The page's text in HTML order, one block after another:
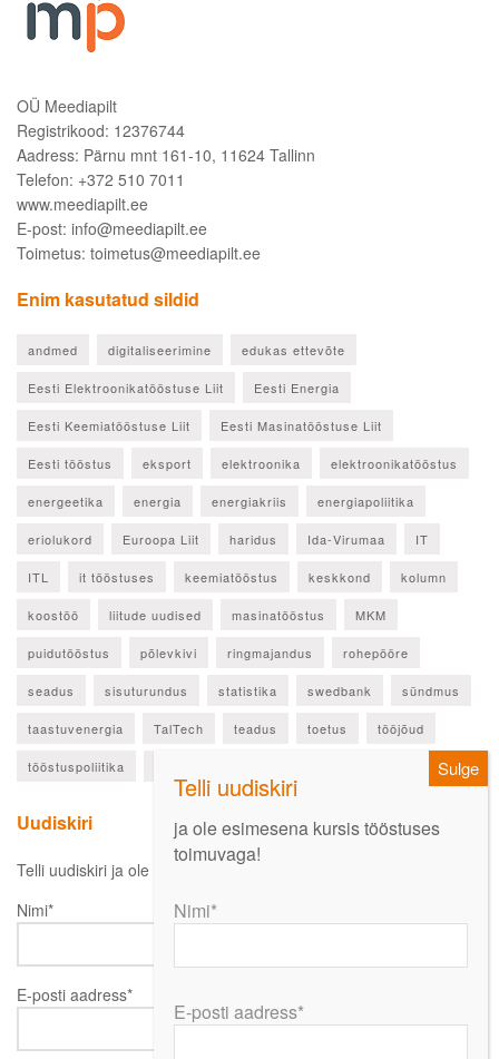
OÜ Meediapilt
Registrikood: 12376744
Aadress: Pärnu mnt 161-10, 11624 Tallinn
Telefon: +372 510 7011
www.meediapilt.ee
E-post: info@meediapilt.ee
Toimetus: toimetus@meediapilt.ee
Enim kasutatud sildid
andmed digitaliseerimine edukas ettevõte
Eesti Elektroonikatööstuse Liit Eesti Energia
Eesti Keemiatööstuse Liit Eesti Masinatööstuse Liit
Eesti tööstus eksport elektroonika elektroonikatööstus
energeetika energia energiakriis energiapoliitika
eriolukord Euroopa Liit haridus Ida-Virumaa IT
ITL it tööstuses keemiatööstus keskkond kolumn
koostöö liitude uudised masinatööstus MKM
puidutööstus põlevkivi ringmajandus rohepööre
seadus sisuturundus statistika swedbank sündmus
taastuvenergia TalTech teadus toetus tööjõud
tööstuspoliitika
Uudiskiri
Telli uudiskiri ja ole esimesena kursis oluliste uudistega!
Nimi*
E-posti aadress*
ja ole esimesena kursis tööstuses
toimuvaga!
Nimi*
E-posti aadress*